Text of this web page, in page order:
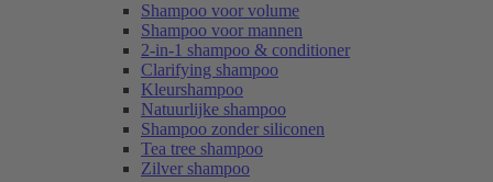
Shampoo voor volume
Shampoo voor mannen
2-in-1 shampoo & conditioner
Clarifying shampoo
Kleurshampoo
Natuurlijke shampoo
Shampoo zonder siliconen
Tea tree shampoo
Zilver shampoo